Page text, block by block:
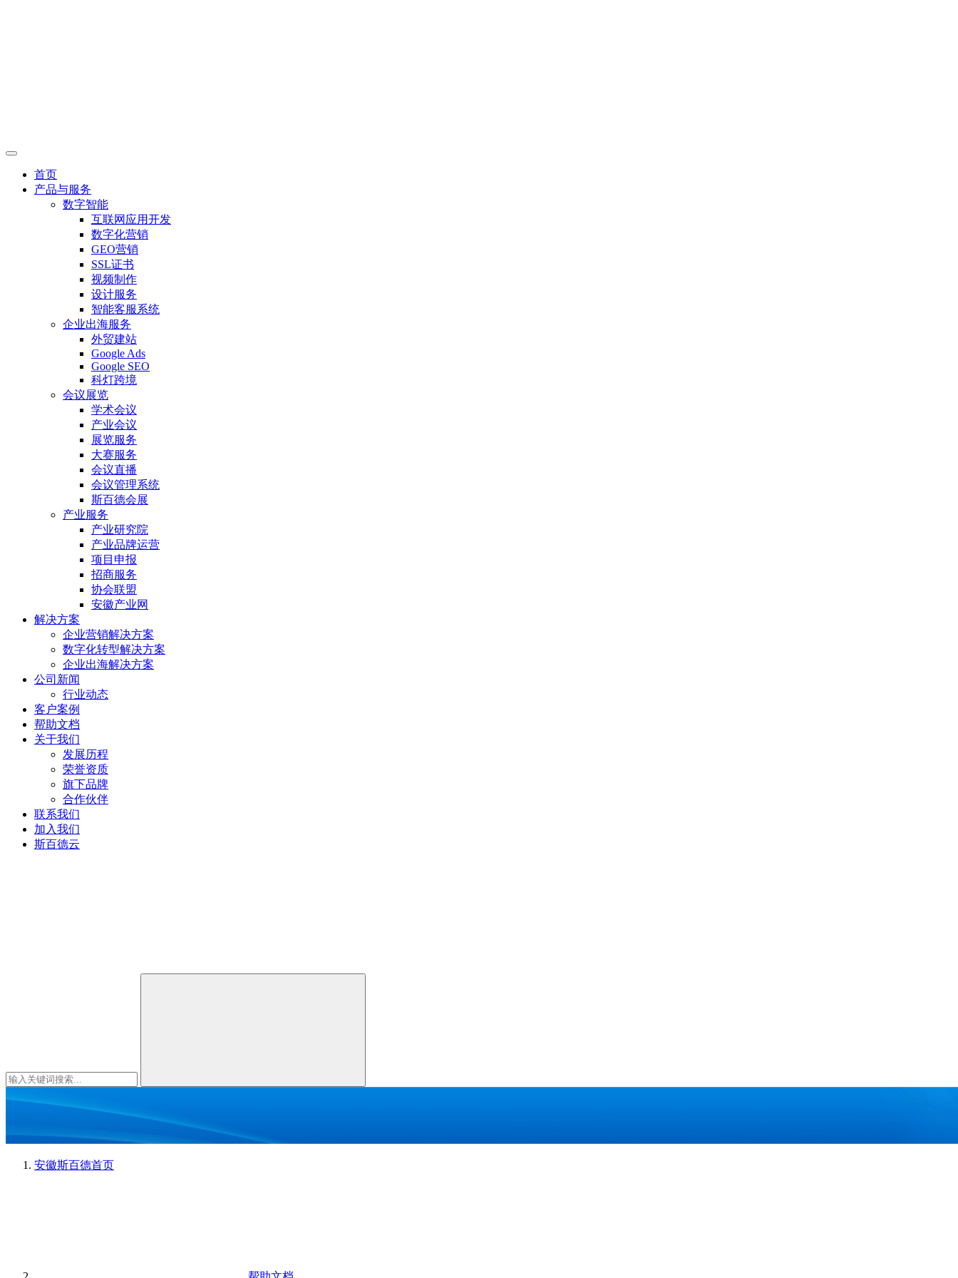
首页
产品与服务
数字智能
互联网应用开发
数字化营销
GEO营销
SSL证书
视频制作
设计服务
智能客服系统
企业出海服务
外贸建站
Google Ads
Google SEO
科灯跨境
会议展览
学术会议
产业会议
展览服务
大赛服务
会议直播
会议管理系统
斯百德会展
产业服务
产业研究院
产业品牌运营
项目申报
招商服务
协会联盟
安徽产业网
解决方案
企业营销解决方案
数字化转型解决方案
企业出海解决方案
公司新闻
行业动态
客户案例
帮助文档
关于我们
发展历程
荣誉资质
旗下品牌
合作伙伴
联系我们
加入我们
斯百德云
安徽斯百德首页